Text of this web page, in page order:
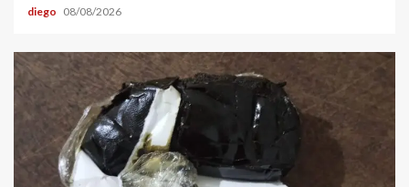
diego 08/08/2026